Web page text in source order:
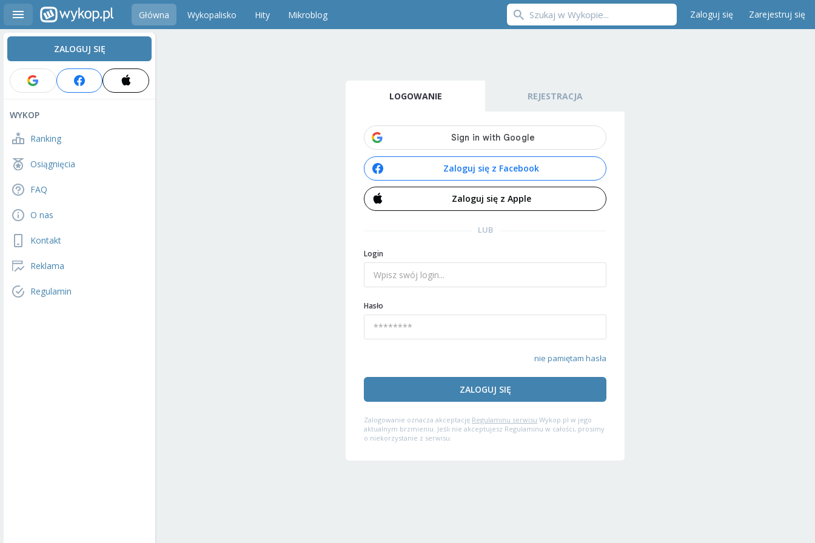
Główna Wykopalisko Hity Mikroblog Zaloguj się Zarejestruj się
ZALOGUJ SIĘ
WYKOP
Ranking
Osiągnięcia
FAQ
O nas
Kontakt
Reklama
Regulamin
LOGOWANIE REJESTRACJA
Zaloguj się z Facebook
Zaloguj się z Apple
LUB
Login
Hasło
nie pamiętam hasła
ZALOGUJ SIĘ
Zalogowanie oznacza akceptację Regulaminu serwisu Wykop.pl w jego
aktualnym brzmieniu. Jeśli nie akceptujesz Regulaminu w całości, prosimy
o niekorzystanie z serwisu.